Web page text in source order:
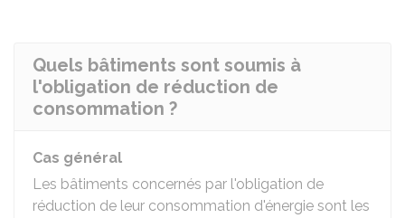
Quels bâtiments sont soumis à
l'obligation de réduction de
consommation ?
Cas général
Les bâtiments concernés par l'obligation de
réduction de leur consommation d'énergie sont les